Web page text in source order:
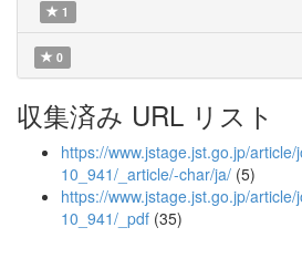
1
0
収集済み URL リスト
https://www.jstage.jst.go.jp/
10_941/_article/-char/ja/ (5)
https://www.jstage.jst.go.jp/
10_941/_pdf (35)